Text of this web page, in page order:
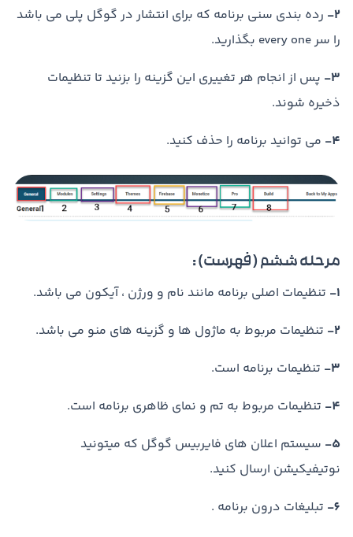
2- رده بندی سنی برنامه که برای انتشار در گوگل پلی می باشد
را سر every one بگذارید.
3- پس از انجام هر تغییری این گزینه را بزنید تا تنظیمات
ذخیره شوند.
4- می توانید برنامه را حذف کنید.
مرحله ششم ( فهرست) :
1- تنظیمات اصلی برنامه مانند نام و ورژن ، آیکون می باشد.
2- تنظیمات مربوط به ماژول ها و گزینه های منو می باشد.
3- تنظیمات برنامه است.
4- تنظیمات مربوط به تم و نمای ظاهری برنامه است.
5- سیستم اعلان های فایربیس گوگل که میتونید
نوتیفیکیشن ارسال کنید.
6- تبلیغات درون برنامه .